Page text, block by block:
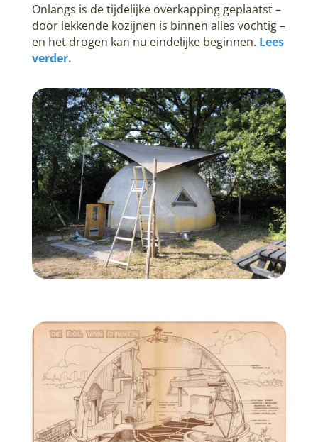
Onlangs is de tijdelijke overkapping geplaatst –
door lekkende kozijnen is binnen alles vochtig –
en het drogen kan nu eindelijke beginnen. Lees
verder.